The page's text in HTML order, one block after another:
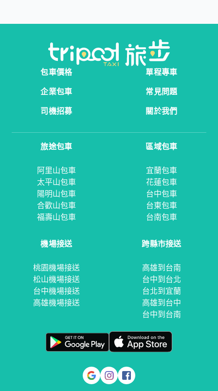
包車價格
單程專車
企業包車
常見問題
司機招募
關於我們
旅途包車
阿里山包車
太平山包車
陽明山包車
合歡山包車
福壽山包車
區域包車
宜蘭包車
花蓮包車
台中包車
台東包車
台南包車
機場接送
桃園機場接送
松山機場接送
台中機場接送
高雄機場接送
跨縣市接送
高雄到台南
台中到台北
台北到宜蘭
高雄到台中
台中到台南